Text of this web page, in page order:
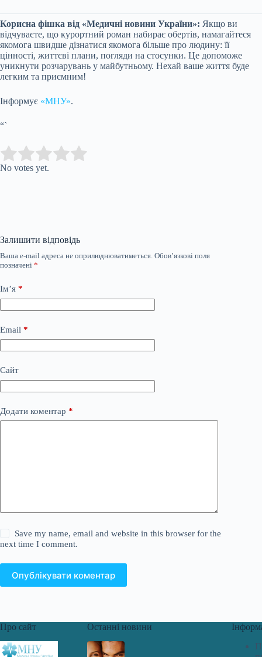
Корисна фішка від «Медичні новини України»: Якщо ви
відчуваєте, що курортний роман набирає обертів, намагайтеся
якомога швидше дізнатися якомога більше про людину: її
цінності, життєві плани, погляди на стосунки. Це допоможе
уникнути розчарувань у майбутньому. Нехай ваше життя буде
легким та приємним!
Інформує «МНУ».
“`
Rate this item:
No votes yet.
Залишити відповідь
Ваша e-mail адреса не оприлюднюватиметься. Обов’язкові поля
позначені *
Ім’я *
Email *
Сайт
Додати коментар *
Save my name, email and website in this browser for the
next time I comment.
Опублікувати коментар
Про сайт Останні новини